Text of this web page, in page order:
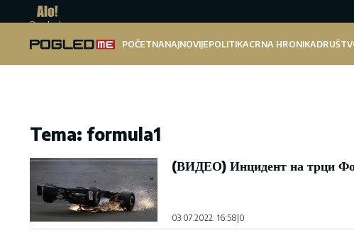
Pogled.me
POČETNANAJNOVIJEPOLITIKACRNA HRONIKA
Tema: formula1
(ВИДЕО) Инцидент на трци
03.07.2022. 16:58|0